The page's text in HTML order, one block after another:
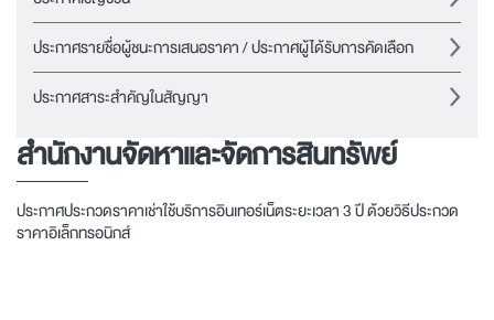
ประกาศรายชื่อผู้ชนะการเสนอราคา / ประกาศผู้ได้รับการคัดเลือก
ประกาศสาระสำคัญในสัญญา
สำนักงานจัดหาและจัดการสินทรัพย์
ประกาศประกวดราคาเช่าใช้บริการอินเทอร์เน็ตระยะเวลา 3 ปี ด้วยวิธีประกวด
ราคาอิเล็กทรอนิกส์